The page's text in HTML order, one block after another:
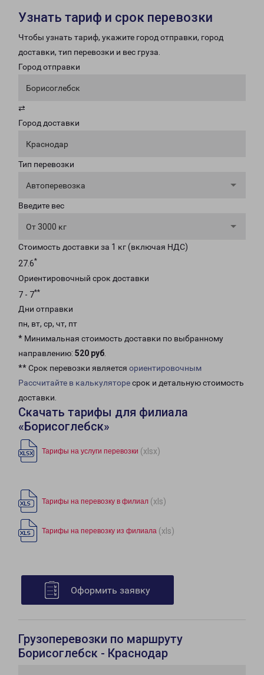
Узнать тариф и срок перевозки
Чтобы узнать тариф, укажите город отправки, город
доставки, тип перевозки и вес груза.
Город отправки
Борисоглебск
⇄
Город доставки
Краснодар
Тип перевозки
Автоперевозка
Введите вес
От 3000 кг
Стоимость доставки за 1 кг (включая НДС)
27.6*
Ориентировочный срок доставки
7 - 7**
Дни отправки
пн, вт, ср, чт, пт
* Минимальная стоимость доставки по выбранному
направлению: 520 руб.
** Срок перевозки является ориентировочным
Рассчитайте в калькуляторесрок и детальную стоимость
доставки.
Скачать тарифы для филиала
«Борисоглебск»
Тарифы на услуги перевозки (xlsx)
Тарифы на перевозку в филиал (xls)
Тарифы на перевозку из филиала (xls)
Оформить заявку
Грузоперевозки по маршруту
Борисоглебск - Краснодар